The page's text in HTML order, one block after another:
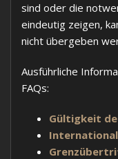
sind oder die
eindeutig zeigen,
nicht übergeben
Ausführliche
FAQs:
Gültigkeit